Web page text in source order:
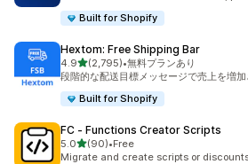
Built for Shopify
Hextom: Free Shipping Bar
4.95つ星中
(2,795)
合計レビュー数：2795件
•無料プランあり
段階的な配送目標メッセージで売上を増
Built for Shopify
FC ‑ Functions Creator Scripts
5.05つ星中
(90)
合計レビュー数：90件
•Free
Migrate and create scripts or